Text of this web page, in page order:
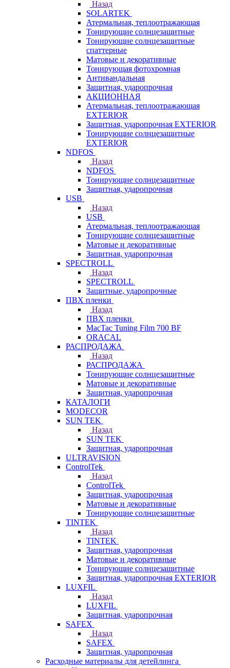
Назад
SOLARTEK
Атермальная, теплоотражающая
Тонирующие солнцезащитные
Тонирующие солнцезащитные
спаттерные
Матовые и декоративные
Тонирующая фотохромная
Антивандальная
Защитная, ударопрочная
АКЦИОННАЯ
Атермальная, теплоотражающая
EXTERIOR
Защитная, ударопрочная EXTERIOR
Тонирующие солнцезащитные
EXTERIOR
NDFOS
Назад
NDFOS
Тонирующие солнцезащитные
Защитная, ударопрочная
USB
Назад
USB
Атермальная, теплоотражающая
Тонирующие солнцезащитные
Матовые и декоративные
Защитная, ударопрочная
SPECTROLL
Назад
SPECTROLL
Защитные, ударопрочные
ПВХ пленки
Назад
ПВХ пленки
MacTac Tuning Film 700 BF
ORACAL
РАСПРОДАЖА
Назад
РАСПРОДАЖА
Тонирующие солнцезащитные
Матовые и декоративные
Защитная, ударопрочная
КАТАЛОГИ
MODECOR
SUN TEK
Назад
SUN TEK
Защитная, ударопрочная
ULTRAVISION
ControlTek
Назад
ControlTek
Защитная, ударопрочная
Матовые и декоративные
Тонирующие солнцезащитные
TINTEK
Назад
TINTEK
Защитная, ударопрочная
Матовые и декоративные
Тонирующие солнцезащитные
Защитная, ударопрочная EXTERIOR
LUXFIL
Назад
LUXFIL
Защитная, ударопрочная
SAFEX
Назад
SAFEX
Защитная, ударопрочная
Расходные материалы для детейлинга